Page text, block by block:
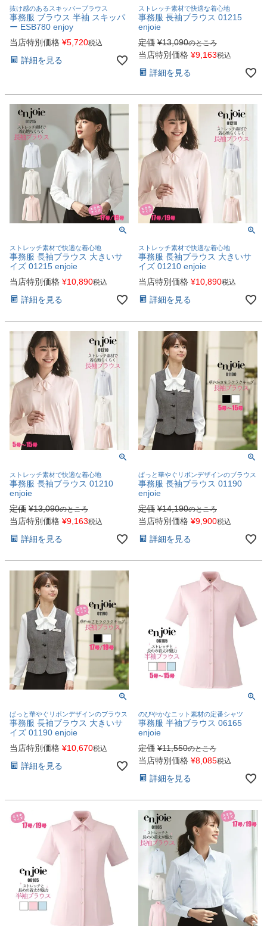
抜け感のあるスキッパーブラウス
事務服 ブラウス 半袖 スキッパ
ー ESB780 enjoy
当店特別価格 ¥5,720税込
詳細を見る
ストレッチ素材で快適な着心地
事務服 長袖ブラウス 01215
enjoie
定価 ¥13,090のところ
当店特別価格 ¥9,163税込
詳細を見る
ストレッチ素材で快適な着心地
事務服 長袖ブラウス 大きいサ
イズ 01215 enjoie
当店特別価格 ¥10,890税込
詳細を見る
ストレッチ素材で快適な着心地
事務服 長袖ブラウス 大きいサ
イズ 01210 enjoie
当店特別価格 ¥10,890税込
詳細を見る
ストレッチ素材で快適な着心地
事務服 長袖ブラウス 01210
enjoie
定価 ¥13,090のところ
当店特別価格 ¥9,163税込
詳細を見る
ぱっと華やぐリボンデザインのブラウス
事務服 長袖ブラウス 01190
enjoie
定価 ¥14,190のところ
当店特別価格 ¥9,900税込
詳細を見る
ぱっと華やぐリボンデザインのブラウス
事務服 長袖ブラウス 大きいサ
イズ 01190 enjoie
当店特別価格 ¥10,670税込
詳細を見る
のびやかなニット素材の定番シャツ
事務服 半袖ブラウス 06165
enjoie
定価 ¥11,550のところ
当店特別価格 ¥8,085税込
詳細を見る